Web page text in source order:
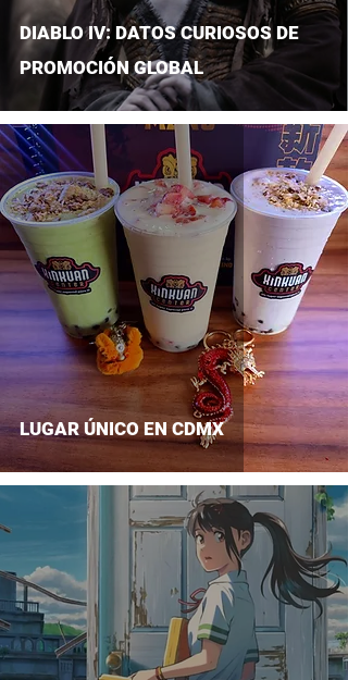
DIABLO IV: DATOS CURIOSOS DE
PROMOCIÓN GLOBAL
LUGAR ÚNICO EN CDMX